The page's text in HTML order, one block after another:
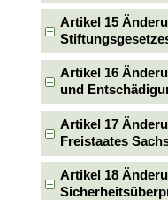
Artikel 15
Artikel 16
und
Artikel 17
Freistaates
Artikel 18